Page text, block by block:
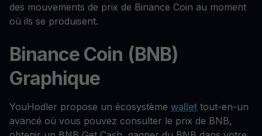
des mouvements de prix de Binance Coin au moment
où ils se produisent.
Binance Coin (BNB)
Graphique
YouHodler propose un écosystème wallet tout-en-un
avancé où vous pouvez consulter le prix de BNB,